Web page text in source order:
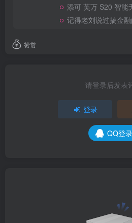
添可 芙万 S20 智能
记得老刘说过搞金融的风
赞赏
请登录后发表
登录
QQ登录